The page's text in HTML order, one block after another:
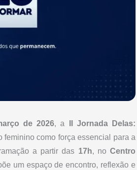
de 2026, a
II Jornada Delas:
feminino como força essencial para a
a partir das 17h, noCentro
um espaço de encontro, reflexão e